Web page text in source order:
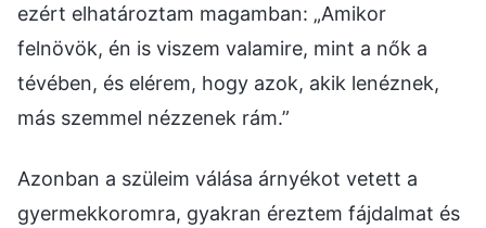
ezért elhatároztam magamban: „Amikor
felnövök, én is viszem valamire, mint a nők a
tévében, és elérem, hogy azok, akik lenéznek,
más szemmel nézzenek rám.”
Azonban a szüleim válása árnyékot vetett a
gyermekkoromra, gyakran éreztem fájdalmat és